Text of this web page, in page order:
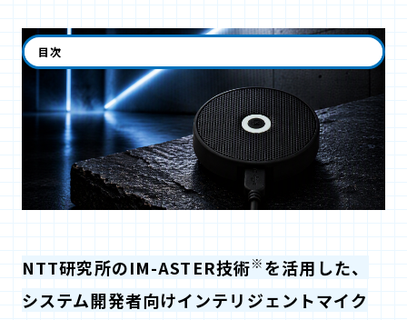
NTT研究所のIM-ASTER技術※ を活用した、
システム開発者向けインテリジェントマイク
目次